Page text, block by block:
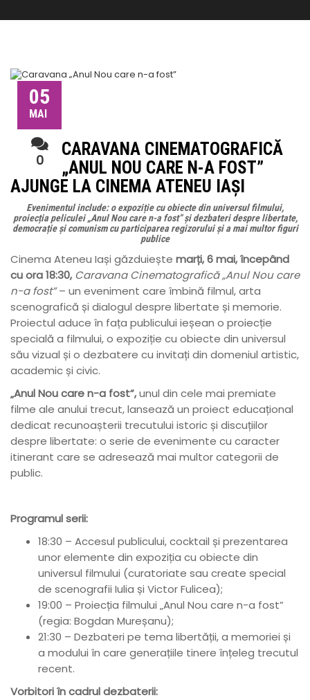
05
MAI
0
CARAVANA CINEMATOGRAFICĂ
„ANUL NOU CARE N-A FOST”
AJUNGE LA CINEMA ATENEU IAȘI
Evenimentul include: o expoziție cu obiecte din universul filmului,
proiecția peliculei „Anul Nou care n-a fost” și dezbateri despre libertate,
democrație și comunism cu participarea regizorului și a mai multor figuri
publice
Cinema Ateneu Iași găzduiește marți, 6 mai, începând
cu ora 18:30, Caravana Cinematografică „Anul Nou care
n-a fost”– un eveniment care îmbină filmul, arta
scenografică și dialogul despre libertate și memorie.
Proiectul aduce în fața publicului ieșean o proiecție
specială a filmului, o expoziție cu obiecte din universul
său vizual și o dezbatere cu invitați din domeniul artistic,
academic și civic.
„Anul Nou care n-a fost”,unul din cele mai premiate
filme ale anului trecut, lansează un proiect educațional
dedicat recunoașterii trecutului istoric și discuțiilor
despre libertate: o serie de evenimente cu caracter
itinerant care se adresează mai multor categorii de
public.
Programul serii:
18:30 – Accesul publicului, cocktail și prezentarea
unor elemente din expoziția cu obiecte din
universul filmului (curatoriate sau create special
de scenografii Iulia și Victor Fulicea);
19:00 – Proiecția filmului „Anul Nou care n-a fost”
(regia: Bogdan Mureșanu);
21:30 – Dezbateri pe tema libertății, a memoriei și
a modului în care generațiile tinere înțeleg trecutul
recent.
Vorbitori în cadrul dezbaterii: